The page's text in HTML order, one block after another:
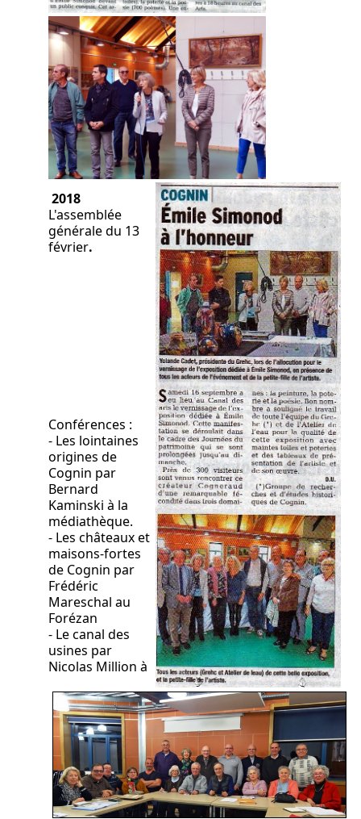
2018
L'assemblée
générale du 13
février.
Conférences :
- Les lointaines
origines de
Cognin par
Bernard
Kaminski à la
médiathèque.
- Les châteaux et
maisons-fortes
de Cognin par
Frédéric
Mareschal au
Forézan
- Le canal des
usines par
Nicolas Million à